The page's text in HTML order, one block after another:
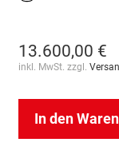
13.600,00 €
inkl. MwSt. zzgl.
In den